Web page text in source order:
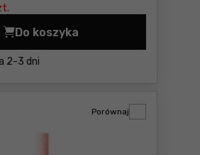
2-3 dni
Do koszyka
Kamień szlifierski z tlenku
Porównaj